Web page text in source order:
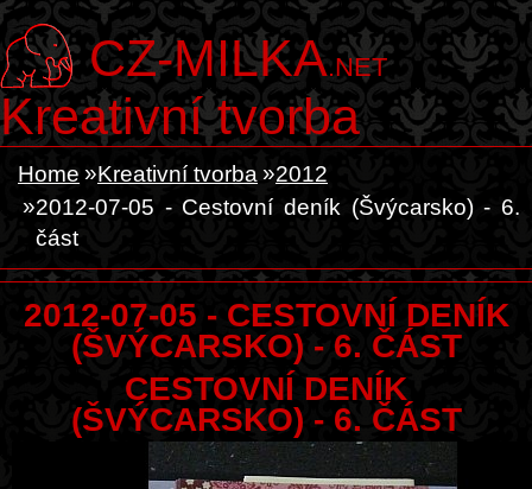
CZ-MILKA.NET
Kreativní tvorba
Home Kreativní tvorba
2012
2012-07-05 - Cestovní deník (Švýcarsko) - 6.
část
2012-07-05 - CESTOVNÍ DENÍK
(ŠVÝCARSKO) - 6. ČÁST
CESTOVNÍ DENÍK
(ŠVÝCARSKO) - 6. ČÁST